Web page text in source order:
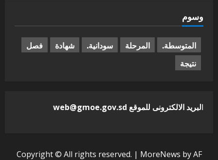
وسوم
المتوسطة. المرحلة سودانية. شهادة
فصل
نتيجة
البريد الالكترونى للموقع web@gmoe.gov.sd
Copyright © All rights reserved. | MoreNews by AF